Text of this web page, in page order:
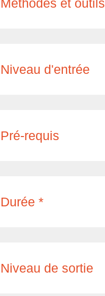
Niveau d'entrée
Pré-requis
Durée *
Niveau de sortie